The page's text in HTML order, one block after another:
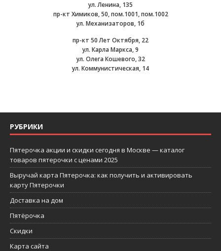
ул. Ленина, 135
пр-кт Химиков, 50, пом.1001, пом.1002
ул. Механизаторов, 1б
пр-кт 50 Лет Октября, 22
ул. Карла Маркса, 9
ул. Олега Кошевого, 32
ул. Коммунистическая, 14
РУБРИКИ
Пятерочка акции и скидки сегодня в Москве — каталог
товаров пятерочки с ценами 2025
Выручай карта Пятерочка: как получить и активировать
карту Пятерочки
Доставка на дом
Пятёрочка
Скидки
Карта сайта